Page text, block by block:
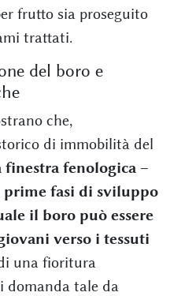
frutto sia proseguito
trattati.
del boro e
che,
di immobilità del
finestra fenologica –
prime fasi di sviluppo
il boro può essere
verso i tessuti
una fioritura
domanda tale da